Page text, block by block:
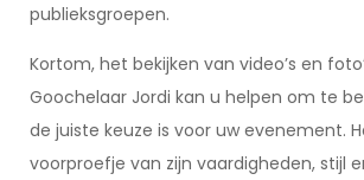
publieksgroepen.
Kortom, het bekijken van video’s en
Goochelaar Jordi kan u helpen om te
de juiste keuze is voor uw evenement.
voorproefje van zijn vaardigheden, stijl